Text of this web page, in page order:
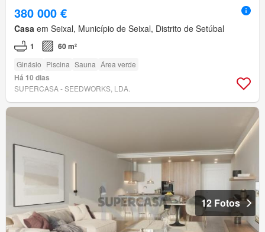
380 000 €
Casa em Seixal, Município de Seixal, Distrito de Setúbal
1 60 m²
Ginásio Piscina Sauna Área verde
Há 10 dias
SUPERCASA - SEEDWORKS, LDA.
12 Fotos